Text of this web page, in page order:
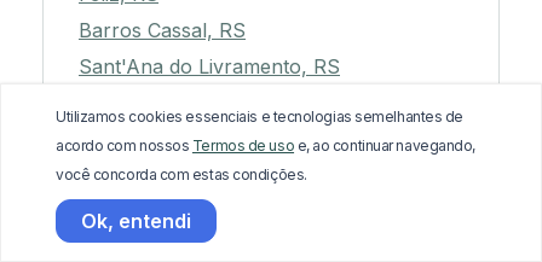
Barros Cassal, RS
Sant'Ana do Livramento, RS
Viamão, RS
Muitos Capões, RS
Dois Irmãos das Missões, RS
Dom Feliciano, RS
Utilizamos cookies essenciais e tecnologias semelhantes de
acordo com nossos Termos de uso e, ao continuar navegando,
você concorda com estas condições.
Ok, entendi